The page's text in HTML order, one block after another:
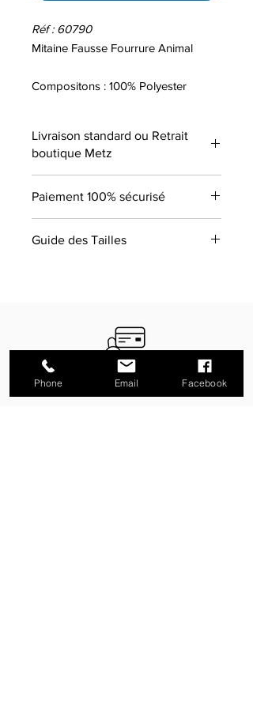
Réf : 60790
Mitaine Fausse Fourrure Animal
Compositons : 100% Polyester
Livraison standard ou Retrait
boutique Metz
Paiement 100% sécurisé
Guide des Tailles
Paiement 100% Sécurisé
Phone Email Facebook